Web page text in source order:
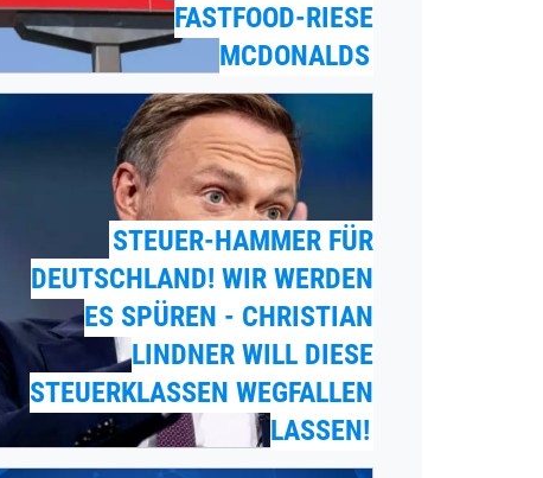
ASTFOOD-RIESE M
CDONALDS
STEUER-HAMMER FÜR
DEUTSCHLAND! WIR WERDEN
ES SPÜREN - CHRISTIAN
LINDNER WILL DIESE
STEUERKLASSEN WEGFALLEN
LASSEN!